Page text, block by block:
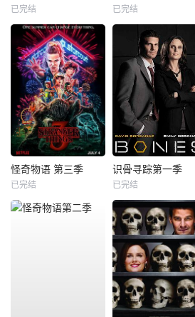
已完结 已完结
怪奇物语 第三季
已完结
识骨寻踪第一季
已完结